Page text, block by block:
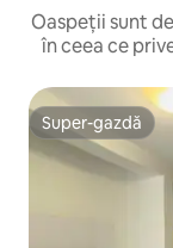
Oaspeții sunt
în ceea ce
Super-gazdă
Super-gazdă